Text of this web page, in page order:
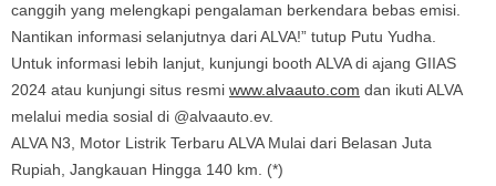
canggih yang melengkapi pengalaman berkendara bebas emisi.
Nantikan informasi selanjutnya dari ALVA!” tutup Putu Yudha.
Untuk informasi lebih lanjut, kunjungi booth ALVA di ajang GIIAS
2024 atau kunjungi situs resmi www.alvaauto.com dan ikuti ALVA
melalui media sosial di @alvaauto.ev.
ALVA N3, Motor Listrik Terbaru ALVA Mulai dari Belasan Juta
Rupiah, Jangkauan Hingga 140 km. (*)